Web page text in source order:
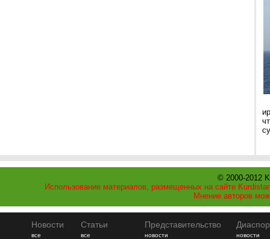
© 2000-2012
Использование материалов, размещенных на сайте
Мнение авторов
Новости
все
Статьи
все
Представительство
новости
новости